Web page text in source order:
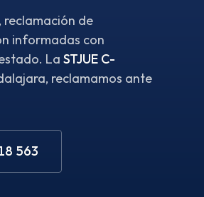
reclamación de
informadas con
La STJUE C-
reclamamos ante
563